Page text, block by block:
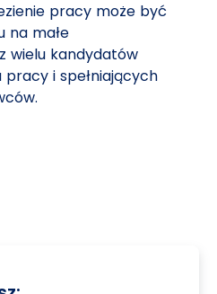
pracy może być
na małe
wielu kandydatów
i spełniających